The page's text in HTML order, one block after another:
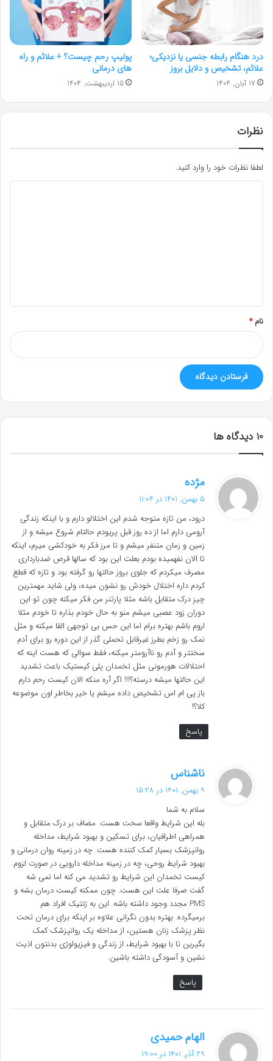
درد هنگام رابطه جنسی یا نزدیکی؛
علائم، تشخیص و دلایل بروز
17 آبان, 1404
پولیپ رحم چیست؟ + علائم و راه‌
های درمانی
15 اردیبهشت, 1404
نظرات
لطفا نظرات خود را وارد کنید.
نام*
‫10 دیدگاه ها
مژده
ت
:
5 بهمن, 1401 در 11:04
درود، من تازه متوجه شدم این اختلالو دارم و با اینکه زندگی
آرومی دارم اما از ده روز قبل پریودم حالتام شروع میشه و از
زمین و زمان متنفر میشم و تا مرز فکر به خودکشی میرم، اینکه
تا الان نفهمیده بودم بعلت این بود که سالها قرص ضدبارداری
مصرف میکردم که جلوی بروز حالتها رو گرفته بود و تازه که قطع
کردم داره اختلال خودش رو نشون میده، ولی شاید مهمترین
چیز درک متقابل باشه مثلا پارتنر من فکر میکنه چون تو این
دوران زود عصبی میشم منو به حال خودم بذاره تا خودم مثلا
اروم باشم بهتره برام اما این حس بی توجهی القا میکنه و مثل
نمک رو زخم بطرز غیرقابل تحملی گذر از این دوره رو برای آدم
سختتر و آدم رو ناآرومتر میکنه، فقط سوالی که هست اینه که
احتلالات هورمونی مثل تخمدان پلی کیستیک باعث تشدید
این حالتها میشه درسته؟!!! اگر آره منکه الان کیست رحم دارم
باز پی ام اس تشخیص داده میشم یا خیر بخاطر اون موضوعه
کلا؟!
پاسخ
ناشناس
ف
:
9 بهمن, 1401 در 15:28
سلام به شما
بله این شرایط واقعا سخت هست. مضاف بر درک متقابل و
همراهی اطرافیان، برای تسکین و بهبود شرایط، مداخله
روانپزشک بسیار کمک کننده هست. چه در زمینه روان درمانی و
بهبود شرایط روحی، چه در زمینه مداخله دارویی در صورت لزوم.
کیست تخمدان این شرایط رو تشدید می کنه اما نمی شه
گفت صرفا علت این هست. چون ممکنه کیست درمان بشه و
PMS مجدد وجود داشته باشه. این به ژنتیک افراد هم
برمیگرده. بهتره بدون نگرانی علاوه بر اینکه برای درمان تحت
نظر پزشک زنان هستین، از مداخله یک روانپزشک کمک
بگیرین تا با بهبود شرایط، از زندگی و فیزیولوژی بدنتون اذیت
نشین و آسودگی داشته باشین.
پاسخ
الهام حمیدی
29 آذر, 1401 در 19:00